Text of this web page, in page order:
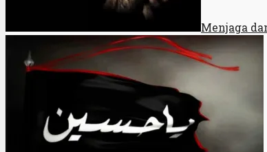
Menjaga